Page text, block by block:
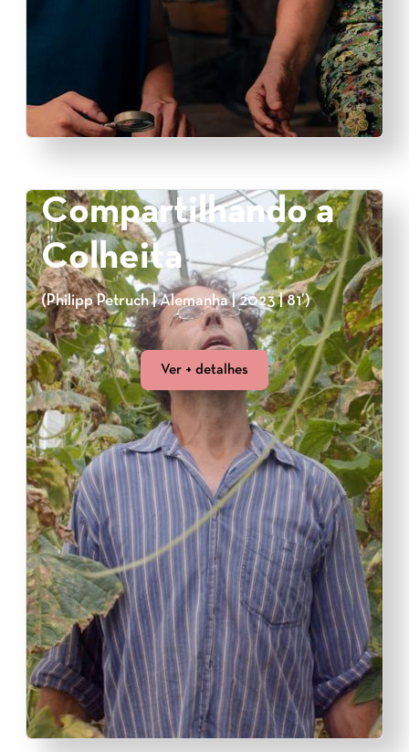
Compartilhando a
Colheita
(Philipp Petruch | Alemanha | 2023 | 81’)
Ver + detalhes